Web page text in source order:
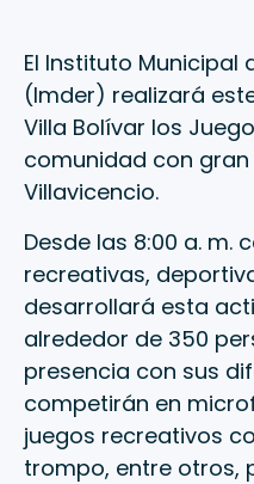
El Instituto Municipal
(Imder) realizará
Villa Bolívar los
comunidad con
Villavicencio.
Desde las 8:00 a. m.
recreativas,
desarrollará esta
alrededor de 350
presencia con sus
competirán en
juegos recreativos
trompo, entre otros,